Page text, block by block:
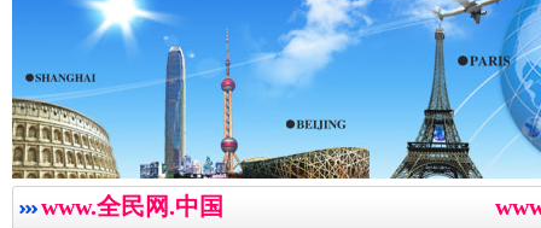
春天里的科技盛宴
www.全民网.中国